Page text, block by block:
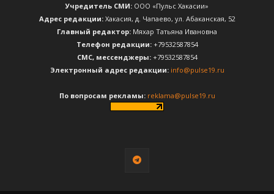
Учредитель СМИ: ООО «Пульс Хакасии»
Адрес редакции:Хакасия, д. Чапаево, ул. Абаканская, 52
Главный редактор: Мяхар Татьяна Ивановна
Телефон редакции:+79532587854
CМС, мессенджеры:+79532587854
Электронный адрес редакции: info@pulse19.ru
По вопросам рекламы: reklama@pulse19.ru